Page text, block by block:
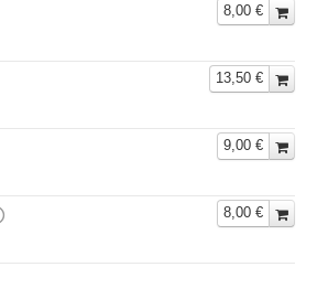
8,00 €
13,50 €
9,00 €
8,00 €